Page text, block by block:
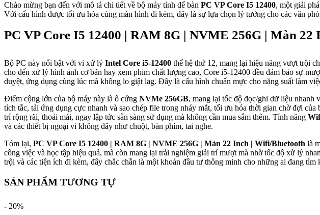
Chào mừng bạn đến với mô tả chi tiết về bộ máy tính để bàn PC VP Core I5 12400, một giải
Với cấu hình được tối ưu hóa cùng màn hình đi kèm, đây là sự lựa chọn lý tưởng cho các văn
PC VP Core I5 12400 | RAM 8G | NVME 256G | Màn
Bộ PC này nổi bật với vi xử lý Intel Core i5-12400 thế hệ thứ 12, mang lại hiệu năng vượt trội
cho đến xử lý hình ảnh cơ bản hay xem phim chất lượng cao, Core i5-12400 đều đảm bảo sự
duyệt, ứng dụng cùng lúc mà không lo giật lag. Đây là cấu hình chuẩn mực cho năng suất làm
Điểm cộng lớn của bộ máy này là ổ cứng NVMe 256GB, mang lại tốc độ đọc/ghi dữ liệu
tích tắc, tải ứng dụng cực nhanh và sao chép file trong nháy mắt, tối ưu hóa thời gian chờ đợi
trí rộng rãi, thoải mái, ngay lập tức sẵn sàng sử dụng mà không cần mua sắm thêm. Tính năng
và các thiết bị ngoại vi không dây như chuột, bàn phím, tai nghe.
Tóm lại, PC VP Core I5 12400 | RAM 8G | NVME 256G | Màn 22 Inch | Wifi/Bluetooth là
công việc và học tập hiệu quả, mà còn mang lại trải nghiệm giải trí mượt mà nhờ tốc độ xử lý
trội và các tiện ích đi kèm, đây chắc chắn là một khoản đầu tư thông minh cho những ai đang
SẢN PHẨM TƯƠNG TỰ
- 20%